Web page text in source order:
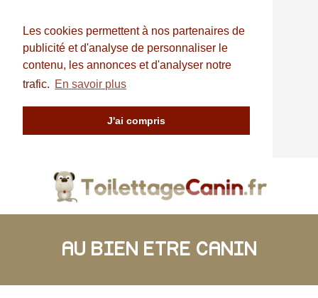
Les cookies permettent à nos partenaires de
publicité et d'analyse de personnaliser le
contenu, les annonces et d'analyser notre
trafic. En savoir plus
J'ai compris
AU BIEN ETRE CANIN